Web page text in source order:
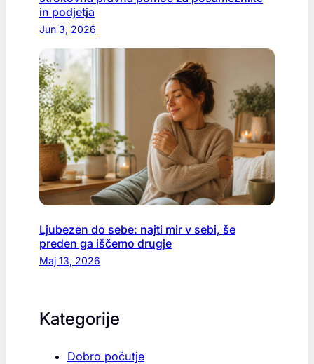
in podjetja
Jun 3, 2026
Ljubezen do sebe: najti mir v sebi, še
preden ga iščemo drugje
Maj 13, 2026
Kategorije
Dobro počutje